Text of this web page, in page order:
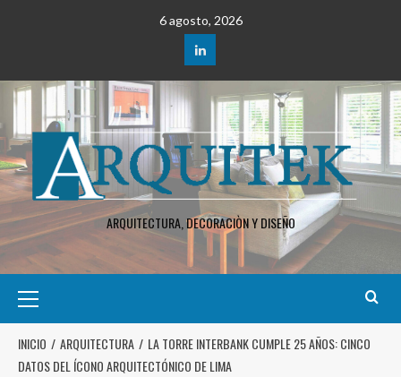
6 agosto, 2026
ARQUITECTURA, DECORACIÒN Y DISEÑO
INICIO ARQUITECTURA
LA TORRE INTERBANK CUMPLE 25 AÑOS: CINCO
DATOS DEL ÍCONO ARQUITECTÓNICO DE LIMA